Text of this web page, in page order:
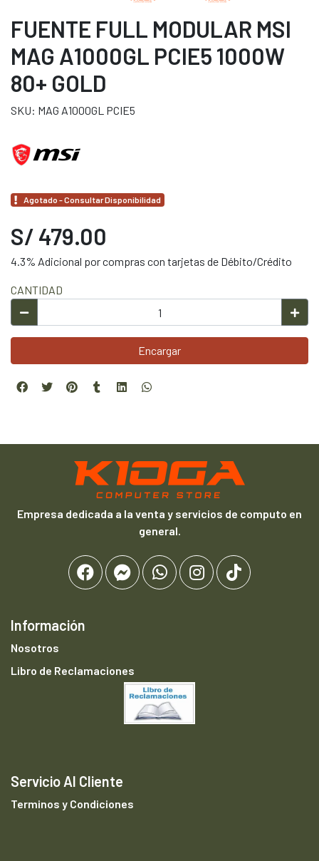
FUENTE FULL MODULAR MSI
MAG A1000GL PCIE5 1000W
80+ GOLD
SKU: MAG A1000GL PCIE5
Agotado - Consultar Disponibilidad
S/ 479.00
4.3% Adicional por compras con tarjetas de Débito/Crédito
CANTIDAD
Encargar
Empresa dedicada a la venta y servicios de computo en
general.
Información
Nosotros
Libro de Reclamaciones
Servicio Al Cliente
Terminos y Condiciones